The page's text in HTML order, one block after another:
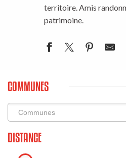
territoire. Amis
patrimoine.
COMMUNES
DISTANCE